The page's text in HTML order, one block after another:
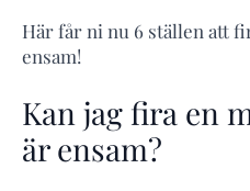
Här får ni nu 6 ställen att
ensam!
Kan jag fira en
är ensam?